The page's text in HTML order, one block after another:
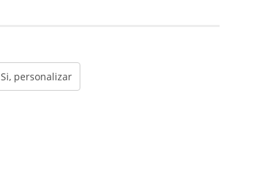
Si, personalizar